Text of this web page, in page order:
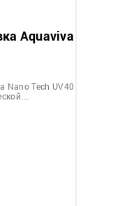
Aquaviva
Nano Tech UV40